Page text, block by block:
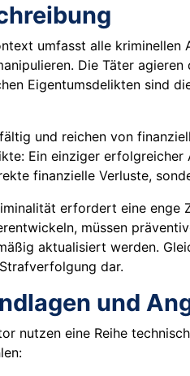
umfasst alle
Die Täter
Eigentumsdelikten sind
und reichen von
Ein einziger
finanzielle Verluste,
erfordert eine enge
müssen
aktualisiert werden.
dar.
und
nutzen eine Reihe